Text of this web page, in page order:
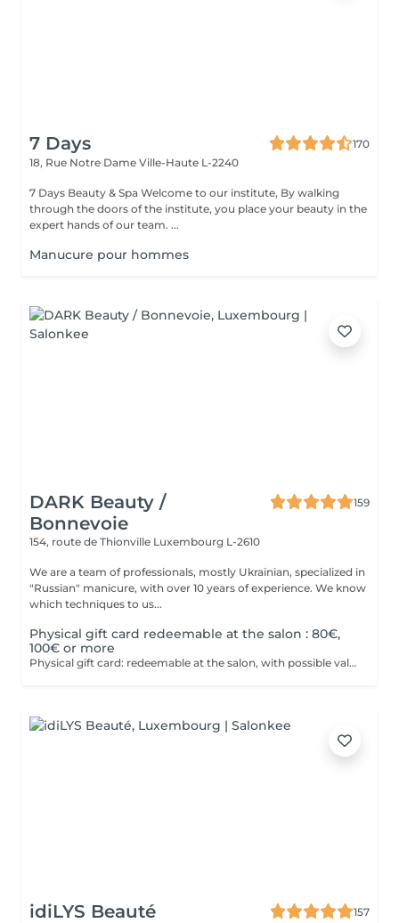
7 Days
170
18, Rue Notre Dame Ville-Haute L-2240
7 Days Beauty & Spa Welcome to our institute, By walking
through the doors of the institute, you place your beauty in the
expert hands of our team. ...
Manucure pour hommes
DARK Beauty /
Bonnevoie
159
154, route de Thionville Luxembourg L-2610
We are a team of professionals, mostly Ukrainian, specialized in
"Russian" manicure, with over 10 years of experience. We know
which techniques to us...
Physical gift card redeemable at the salon : 80€,
100€ or more
Physical gift card: redeemable at the salon, with possible values of 80€, 100€, or more than 100€. Electronic gift card: redeemable via email, with any value of your choice, available for purchase here on this website. Our gift vouchers are valid for all our services and can be used multiple times.
idiLYS Beauté
157